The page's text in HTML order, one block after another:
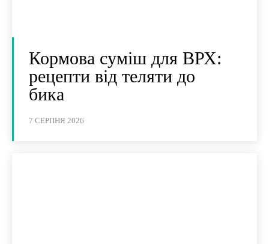
Кормова суміш для ВРХ:
рецепти від теляти до
бика
7 СЕРПНЯ 2026